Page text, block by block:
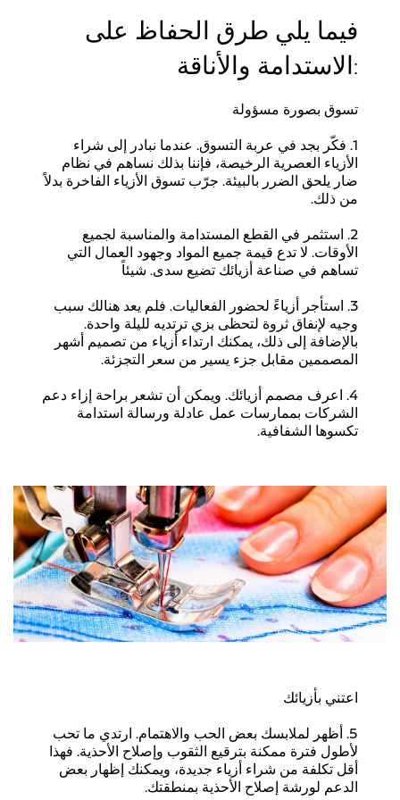
فيما يلي طرق الحفاظ على
الاستدامة والأناقة:
تسوق بصورة مسؤولة
1. فكّر بجد في عربة التسوق. عندما نبادر إلى شراء
الأزياء العصرية الرخيصة، فإننا بذلك نساهم في نظام
ضار يلحق الضرر بالبيئة. جرّب تسوق الأزياء الفاخرة بدلاً
من ذلك.
2. استثمر في القطع المستدامة والمناسبة لجميع
الأوقات. لا تدع قيمة جميع المواد وجهود العمال التي
تساهم في صناعة أزيائك تضيع سدى. شيئاً
3. استأجر أزياءً لحضور الفعاليات. فلم يعد هنالك سبب
وجيه لإنفاق ثروة لتحظى بزي ترتديه لليلة واحدة.
بالإضافة إلى ذلك، يمكنك ارتداء أزياء من تصميم أشهر
المصممين مقابل جزء يسير من سعر التجزئة.
4. اعرف مصمم أزيائك. ويمكن أن تشعر براحة إزاء دعم
الشركات بممارسات عمل عادلة ورسالة استدامة
تكسوها الشفافية.
اعتني بأزيائك
5. أظهر لملابسك بعض الحب والاهتمام. ارتدي ما تحب
لأطول فترة ممكنة بترقيع الثقوب وإصلاح الأحذية. فهذا
أقل تكلفة من شراء أزياء جديدة، ويمكنك إظهار بعض
الدعم لورشة إصلاح الأحذية بمنطقتك.